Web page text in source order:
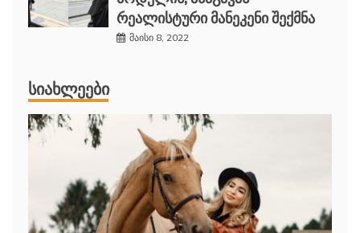
რეალისტური მანეკენი შექმნა
მაისი 8, 2022
ᲡᲘᲐᲮᲚᲔᲔᲑᲘ